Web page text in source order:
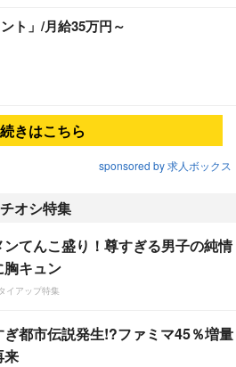
ト」/月給35万円～
続きはこちら
sponsored by 求人ボックス
オシ特集
ンてんこ盛り！尊すぎる男子の純情
胸キュン
イアップ特集
ぎ都市伝説発生!?ファミマ45％増量
来